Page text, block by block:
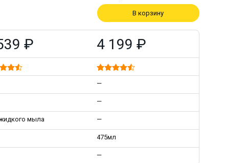
В корзину
₽ 4 199 ₽
—
—
мыла —
475мл
—